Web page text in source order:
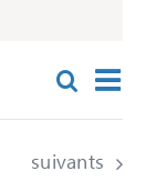
et
de
Liste
Évènements
suivants